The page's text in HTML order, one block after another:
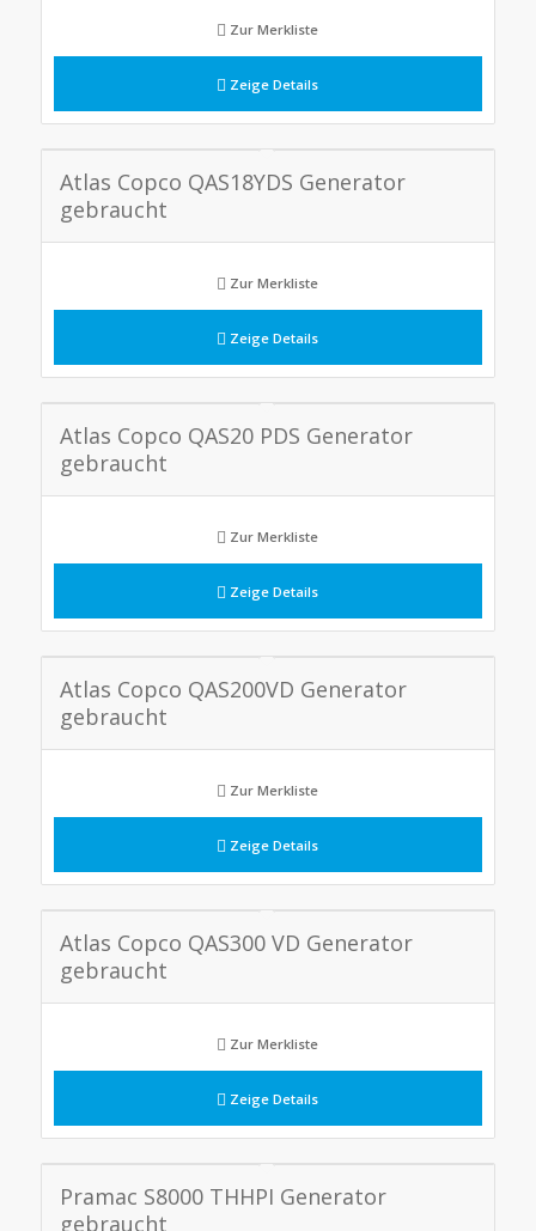
Zur Merkliste
Zeige Details
Atlas Copco QAS18YDS Generator
gebraucht
Zur Merkliste
Zeige Details
Atlas Copco QAS20 PDS Generator
gebraucht
Zur Merkliste
Zeige Details
Atlas Copco QAS200VD Generator
gebraucht
Zur Merkliste
Zeige Details
Atlas Copco QAS300 VD Generator
gebraucht
Zur Merkliste
Zeige Details
Pramac S8000 THHPI Generator
gebraucht